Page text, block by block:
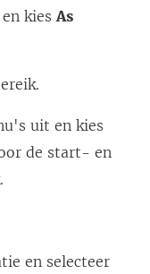
en kiesAs
uit en kies
de start- en
en selecteer